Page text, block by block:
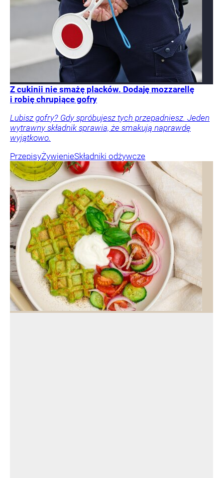
Z cukinii nie smażę placków. Dodaję mozzarellę
i robię chrupiące gofry
Lubisz gofry? Gdy spróbujesz tych przepadniesz. Jeden
wytrawny składnik sprawia, że smakują naprawdę
wyjątkowo.
PrzepisyŻywienieSkładniki odżywcze